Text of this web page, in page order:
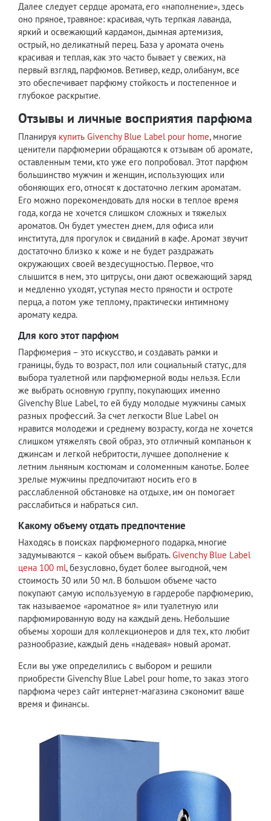
Далее следует сердце аромата, его «наполнение», здесь
оно пряное, травяное: красивая, чуть терпкая лаванда,
яркий и освежающий кардамон, дымная артемизия,
острый, но деликатный перец. База у аромата очень
красивая и теплая, как это часто бывает у свежих, на
первый взгляд, парфюмов. Ветивер, кедр, олибанум, все
это обеспечивает парфюму стойкость и постепенное и
глубокое раскрытие.
Отзывы и личные восприятия парфюма
Планируя купить Givenchy Blue Label pour home, многие
ценители парфюмерии обращаются к отзывам об аромате,
оставленным теми, кто уже его попробовал. Этот парфюм
большинство мужчин и женщин, использующих или
обоняющих его, относят к достаточно легким ароматам.
Его можно порекомендовать для носки в теплое время
года, когда не хочется слишком сложных и тяжелых
ароматов. Он будет уместен днем, для офиса или
института, для прогулок и свиданий в кафе. Аромат звучит
достаточно близко к коже и не будет раздражать
окружающих своей вездесущностью. Первое, что
слышится в нем, это цитрусы, они дают освежающий заряд
и медленно уходят, уступая место пряности и остроте
перца, а потом уже теплому, практически интимному
аромату кедра.
Для кого этот парфюм
Парфюмерия – это искусство, и создавать рамки и
границы, будь то возраст, пол или социальный статус, для
выбора туалетной или парфюмерной воды нельзя. Если
же выбрать основную группу, покупающих именно
Givenchy Blue Label, то ей буду молодые мужчины самых
разных профессий. За счет легкости Blue Label он
нравится молодежи и среднему возрасту, когда не хочется
слишком утяжелять свой образ, это отличный компаньон к
джинсам и легкой небритости, лучшее дополнение к
летним льняным костюмам и соломенным канотье. Более
зрелые мужчины предпочитают носить его в
расслабленной обстановке на отдыхе, им он помогает
расслабиться и набраться сил.
Какому объему отдать предпочтение
Находясь в поисках парфюмерного подарка, многие
задумываются – какой объем выбрать.Givenchy Blue Label
цена 100 ml, безусловно, будет более выгодной, чем
стоимость 30 или 50 мл. В большом объеме часто
покупают самую используемую в гардеробе парфюмерию,
так называемое «ароматное я» или туалетную или
парфюмированную воду на каждый день. Небольшие
объемы хороши для коллекционеров и для тех, кто любит
разнообразие, каждый день «надевая» новый аромат.
Если вы уже определились с выбором и решили
приобрести Givenchy Blue Label pour home, то заказ этого
парфюма через сайт интернет-магазина сэкономит ваше
время и финансы.